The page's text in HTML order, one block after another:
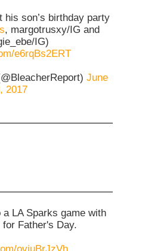
his son’s birthday party
, margotrusxy/IG and
IG)
e6rqBs2ERT
June
2017
LA Sparks game with
Father's Day.